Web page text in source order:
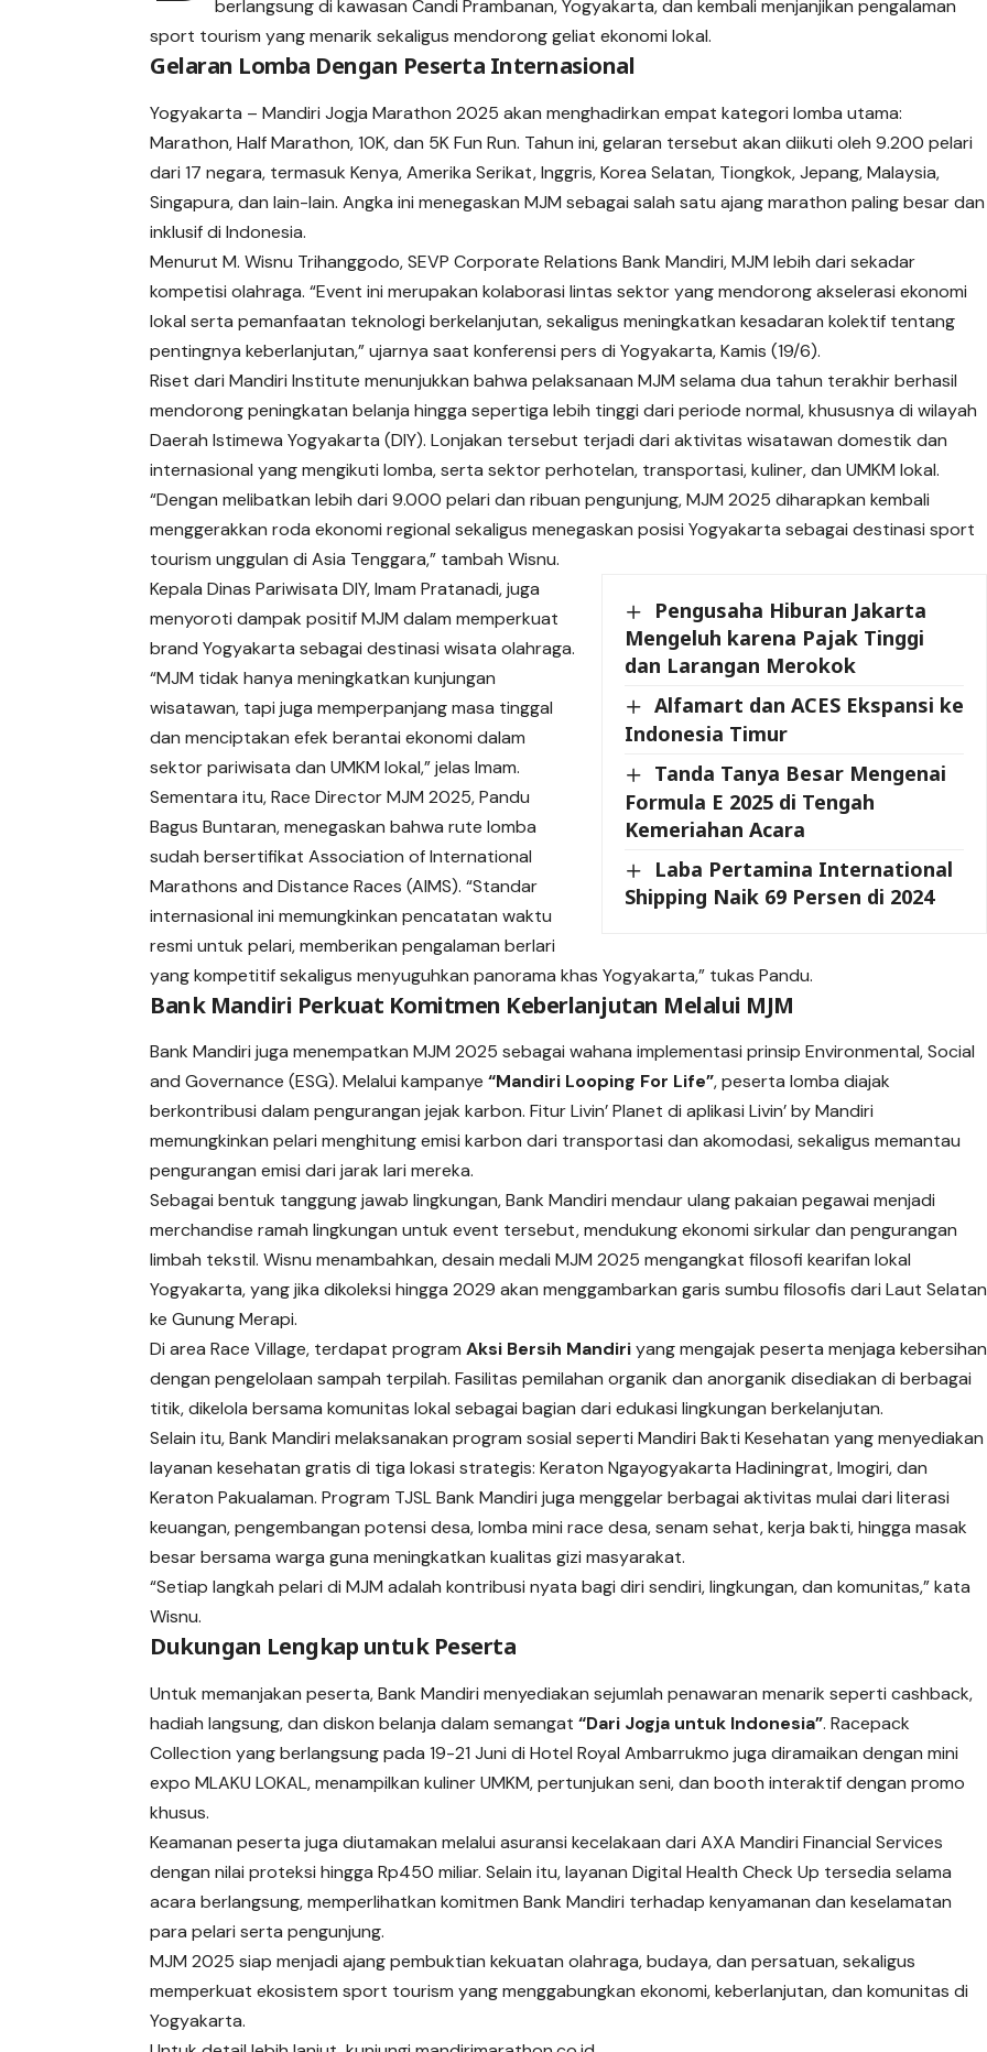
berlangsung di kawasan Candi Prambanan, Yogyakarta, dan kembali menjanjikan pengalaman
sport tourism yang menarik sekaligus mendorong geliat ekonomi lokal.
Gelaran Lomba Dengan Peserta Internasional
Yogyakarta – Mandiri Jogja Marathon 2025 akan menghadirkan empat kategori lomba utama:
Marathon, Half Marathon, 10K, dan 5K Fun Run. Tahun ini, gelaran tersebut akan diikuti oleh 9.200 pelari
dari 17 negara, termasuk Kenya, Amerika Serikat, Inggris, Korea Selatan, Tiongkok, Jepang, Malaysia,
Singapura, dan lain-lain. Angka ini menegaskan MJM sebagai salah satu ajang marathon paling besar dan
inklusif di Indonesia.
Menurut M. Wisnu Trihanggodo, SEVP Corporate Relations Bank Mandiri, MJM lebih dari sekadar
kompetisi olahraga. “Event ini merupakan kolaborasi lintas sektor yang mendorong akselerasi ekonomi
lokal serta pemanfaatan teknologi berkelanjutan, sekaligus meningkatkan kesadaran kolektif tentang
pentingnya keberlanjutan,” ujarnya saat konferensi pers di Yogyakarta, Kamis (19/6).
Riset dari Mandiri Institute menunjukkan bahwa pelaksanaan MJM selama dua tahun terakhir berhasil
mendorong peningkatan belanja hingga sepertiga lebih tinggi dari periode normal, khususnya di wilayah
Daerah Istimewa Yogyakarta (DIY). Lonjakan tersebut terjadi dari aktivitas wisatawan domestik dan
internasional yang mengikuti lomba, serta sektor perhotelan, transportasi, kuliner, dan UMKM lokal.
“Dengan melibatkan lebih dari 9.000 pelari dan ribuan pengunjung, MJM 2025 diharapkan kembali
menggerakkan roda ekonomi regional sekaligus menegaskan posisi Yogyakarta sebagai destinasi sport
tourism unggulan di Asia Tenggara,” tambah Wisnu.
Pengusaha Hiburan Jakarta
Mengeluh karena Pajak Tinggi
dan Larangan Merokok
Alfamart dan ACES Ekspansi ke
Indonesia Timur
Tanda Tanya Besar Mengenai
Formula E 2025 di Tengah
Kemeriahan Acara
Laba Pertamina International
Shipping Naik 69 Persen di 2024
Kepala Dinas Pariwisata DIY, Imam Pratanadi, juga
menyoroti dampak positif MJM dalam memperkuat
brand Yogyakarta sebagai destinasi wisata olahraga.
“MJM tidak hanya meningkatkan kunjungan
wisatawan, tapi juga memperpanjang masa tinggal
dan menciptakan efek berantai ekonomi dalam
sektor pariwisata dan UMKM lokal,” jelas Imam.
Sementara itu, Race Director MJM 2025, Pandu
Bagus Buntaran, menegaskan bahwa rute lomba
sudah bersertifikat Association of International
Marathons and Distance Races (AIMS). “Standar
internasional ini memungkinkan pencatatan waktu
resmi untuk pelari, memberikan pengalaman berlari
yang kompetitif sekaligus menyuguhkan panorama khas Yogyakarta,” tukas Pandu.
Bank Mandiri Perkuat Komitmen Keberlanjutan Melalui MJM
Bank Mandiri juga menempatkan MJM 2025 sebagai wahana implementasi prinsip Environmental, Social
and Governance (ESG). Melalui kampanye“Mandiri Looping For Life”, peserta lomba diajak
berkontribusi dalam pengurangan jejak karbon. Fitur Livin’ Planet di aplikasi Livin’ by Mandiri
memungkinkan pelari menghitung emisi karbon dari transportasi dan akomodasi, sekaligus memantau
pengurangan emisi dari jarak lari mereka.
Sebagai bentuk tanggung jawab lingkungan, Bank Mandiri mendaur ulang pakaian pegawai menjadi
merchandise ramah lingkungan untuk event tersebut, mendukung ekonomi sirkular dan pengurangan
limbah tekstil. Wisnu menambahkan, desain medali MJM 2025 mengangkat filosofi kearifan lokal
Yogyakarta, yang jika dikoleksi hingga 2029 akan menggambarkan garis sumbu filosofis dari Laut Selatan
ke Gunung Merapi.
Di area Race Village, terdapat programAksi Bersih Mandiriyang mengajak peserta menjaga kebersihan
dengan pengelolaan sampah terpilah. Fasilitas pemilahan organik dan anorganik disediakan di berbagai
titik, dikelola bersama komunitas lokal sebagai bagian dari edukasi lingkungan berkelanjutan.
Selain itu, Bank Mandiri melaksanakan program sosial seperti Mandiri Bakti Kesehatan yang menyediakan
layanan kesehatan gratis di tiga lokasi strategis: Keraton Ngayogyakarta Hadiningrat, Imogiri, dan
Keraton Pakualaman. Program TJSL Bank Mandiri juga menggelar berbagai aktivitas mulai dari literasi
keuangan, pengembangan potensi desa, lomba mini race desa, senam sehat, kerja bakti, hingga masak
besar bersama warga guna meningkatkan kualitas gizi masyarakat.
“Setiap langkah pelari di MJM adalah kontribusi nyata bagi diri sendiri, lingkungan, dan komunitas,” kata
Wisnu.
Dukungan Lengkap untuk Peserta
Untuk memanjakan peserta, Bank Mandiri menyediakan sejumlah penawaran menarik seperti cashback,
hadiah langsung, dan diskon belanja dalam semangat“Dari Jogja untuk Indonesia”. Racepack
Collection yang berlangsung pada 19-21 Juni di Hotel Royal Ambarrukmo juga diramaikan dengan mini
expo MLAKU LOKAL, menampilkan kuliner UMKM, pertunjukan seni, dan booth interaktif dengan promo
khusus.
Keamanan peserta juga diutamakan melalui asuransi kecelakaan dari AXA Mandiri Financial Services
dengan nilai proteksi hingga Rp450 miliar. Selain itu, layanan Digital Health Check Up tersedia selama
acara berlangsung, memperlihatkan komitmen Bank Mandiri terhadap kenyamanan dan keselamatan
para pelari serta pengunjung.
MJM 2025 siap menjadi ajang pembuktian kekuatan olahraga, budaya, dan persatuan, sekaligus
memperkuat ekosistem sport tourism yang menggabungkan ekonomi, keberlanjutan, dan komunitas di
Yogyakarta.